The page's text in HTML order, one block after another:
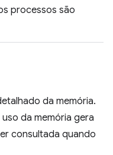
processos são
da memória.
da memória gera
consultada quando